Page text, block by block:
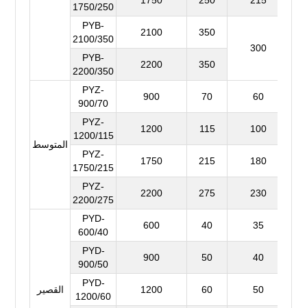
1750/250
PYB-
2100/350
2100
350
300
PYB-
2200/350
2200 350
المتوسط
PYZ-
900/70
900 70 60
PYZ-
1200/115
1200 115 100
PYZ-
1750/215
1750 215 180
PYZ-
2200/275
2200 275 230
القصير
PYD-
600/40
600 40 35
PYD-
900/50
900 50 40
PYD-
1200/60
1200 60 50